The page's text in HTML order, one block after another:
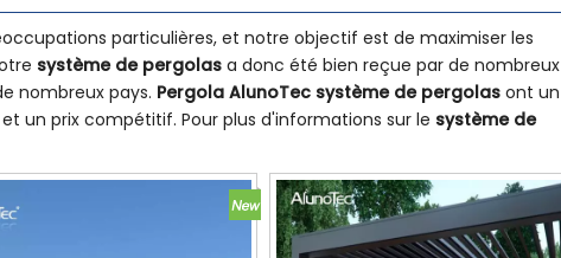
particulières, et notre objectif est de maximiser les
système de pergolas a donc été bien reçue par de nombreux
nombreux pays. Pergola AlunoTec système de pergolas ont un
un prix compétitif. Pour plus d'informations sur le système de